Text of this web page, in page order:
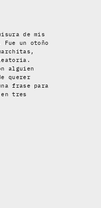
de mis
un otoño
alguien
querer
frase para
tres